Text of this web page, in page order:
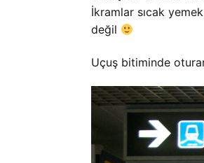
İkramlar sıcak
değil
Uçuş bitiminde